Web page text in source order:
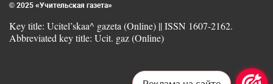
© 2025 «Учительская газета»
Key title: Ucitel’skaa^ gazeta (Online) || ISSN 1607-2162.
Abbreviated key title: Ucit. gaz (Online)